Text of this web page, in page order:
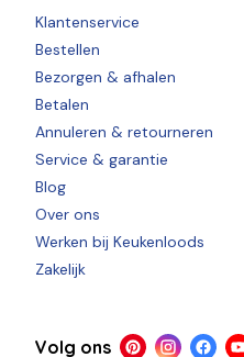
Klantenservice
Bestellen
Bezorgen & afhalen
Betalen
Annuleren & retourneren
Service & garantie
Blog
Over ons
Werken bij Keukenloods
Zakelijk
Volg ons